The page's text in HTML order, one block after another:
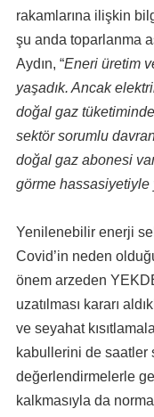
rakamlarına ilişkin
şu anda toparlanma
Aydın, “Eneri üretim
yaşadık. Ancak
doğal gaz
sektör sorumlu
doğal gaz abonesi
görme hassasiyetiyle
Yenilenebilir enerji
Covid’in neden
önem arzeden
uzatılması kararı
ve seyahat
kabullerini de saatler
değerlendirmelerle
kalkmasıyla da